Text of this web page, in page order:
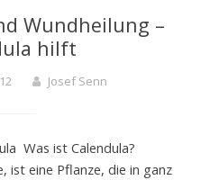
Wundheilung –
hilft
Josef Senn
Was ist Calendula?
ist eine Pflanze, die in ganz